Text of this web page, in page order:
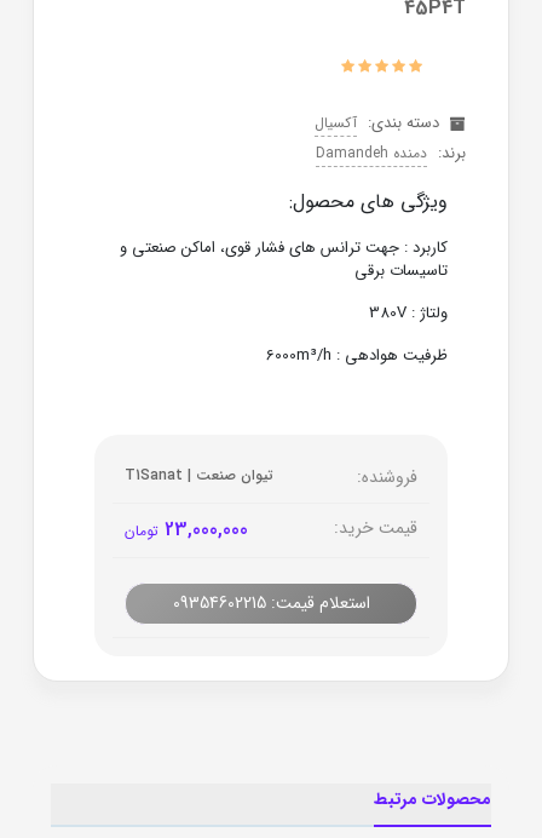
45P4T
دسته بندی: آکسیال
برند: دمنده Damandeh
ویژگی های محصول:
کاربرد : جهت ترانس های فشار قوی، اماکن صنعتی و
تاسیسات برقی
ولتاژ : 380V
ظرفیت هوادهی : 6000m³/h
فروشنده: تیوان صنعت | T1Sanat
قیمت خرید: 23,000,000 تومان
استعلام قیمت: 09354602215
محصولات مرتبط